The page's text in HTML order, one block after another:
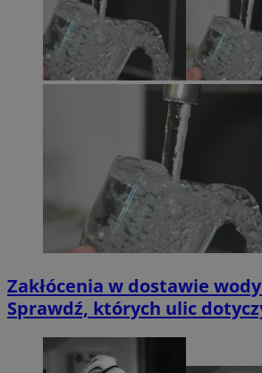
Zakłócenia w dostawie
Sprawdź, których ulic